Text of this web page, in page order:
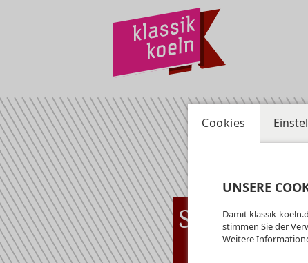
So 09.08
14:30 Uhr
Cookies
UNSERE
Damit klassik-
stimmen Sie der
Weitere